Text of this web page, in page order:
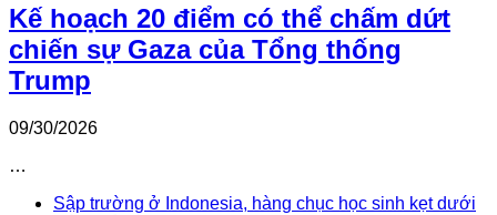
Kế hoạch 20 điểm có thể chấm dứt
chiến sự Gaza của Tổng thống
Trump
09/30/2026
…
Sập trường ở Indonesia, hàng chục học sinh kẹt dưới